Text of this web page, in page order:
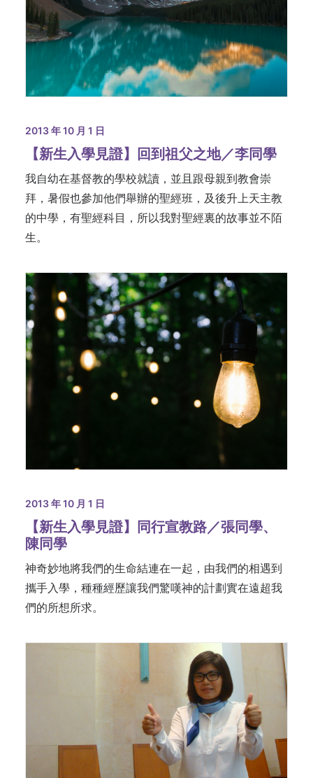
2013 年 10 月 1 日
【新生入學見證】回到祖父之地／李同學
我自幼在基督教的學校就讀，並且跟母親到教會崇
拜，暑假也參加他們舉辦的聖經班，及後升上天主教
的中學，有聖經科目，所以我對聖經裏的故事並不陌
生。
2013 年 10 月 1 日
【新生入學見證】同行宣教路／張同學、
陳同學
神奇妙地將我們的生命結連在一起，由我們的相遇到
攜手入學，種種經歷讓我們驚嘆神的計劃實在遠超我
們的所想所求。